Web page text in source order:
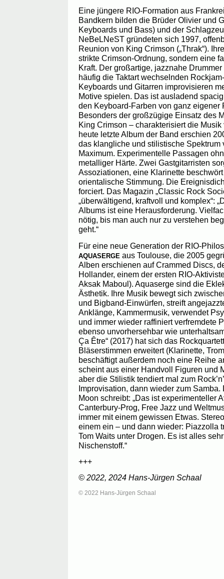
Eine jüngere RIO-Formation aus
Bandkern bilden die Brüder Olivier und
Keyboards und Bass) und der
NeBeLNeST gründeten sich 1997,
Reunion von King Crimson („Thrak“).
strikte Crimson-Ordnung, sondern eine
Kraft. Der großartige, jazznahe
häufig die Taktart wechselnden
Keyboards und Gitarren improvisieren
Motive spielen. Das ist ausladend
den Keyboard-Farben von ganz eigener
Besonders der großzügige Einsatz des
King Crimson – charakterisiert die
heute letzte Album der Band erschien
das klangliche und stilistische Spektrum
Maximum. Experimentelle Passagen
metalliger Härte. Zwei Gastgitarristen
Assoziationen, eine Klarinette
orientalische Stimmung. Die
forciert. Das Magazin „Classic Rock
„überwältigend, kraftvoll und komplex“:
Albums ist eine Herausforderung.
nötig, bis man auch nur zu verstehen
geht.“
Für eine neue Generation der RIO-
AQUASERGE aus Toulouse, die 2005
Alben erschienen auf Crammed Discs,
Hollander, einem der ersten RIO-
Aksak Maboul). Aquaserge sind die
Ästhetik. Ihre Musik bewegt sich
und Bigband-Einwürfen, streift
Anklänge, Kammermusik, verwendet
und immer wieder raffiniert verfremdete
ebenso unvorhersehbar wie
Ça Être“ (2017) hat sich das
Bläserstimmen erweitert (Klarinette,
beschäftigt außerdem noch eine Reihe
scheint aus einer Handvoll Figuren und
aber die Stilistik tendiert mal zum
Improvisation, dann wieder zum Samba.
Moon schreibt: „Das ist experimenteller
Canterbury-Prog, Free Jazz und
immer mit einem gewissen Etwas.
einem ein – und dann wieder: Piazzolla
Tom Waits unter Drogen. Es ist alles
Nischenstoff.“
+++
© 2022, 2024 Hans-Jürgen Schaal
© 2022 Hans-Jürgen Schaal